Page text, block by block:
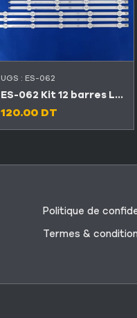
UGS : ES-062
ES-062 Kit 12 barres LED LG 47″ Série LN
120.00 DT
Politique de
Termes &